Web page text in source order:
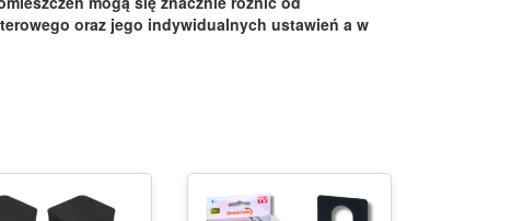
oraz jego indywidualnych ustawień a w